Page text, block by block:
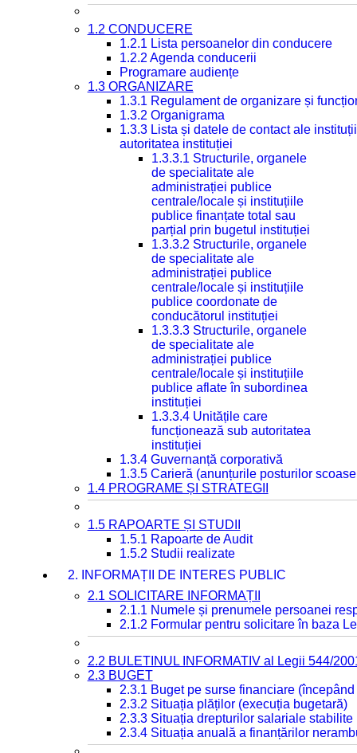
1.2 CONDUCERE
1.2.1 Lista persoanelor din conducere
1.2.2 Agenda conducerii
Programare audiențe
1.3 ORGANIZARE
1.3.1 Regulament de organizare și
1.3.2 Organigrama
1.3.3 Lista și datele de contact ale
autoritatea instituției
1.3.3.1 Structurile, organele
de specialitate ale
administrației publice
centrale/locale și instituțiile
publice finanțate total sau
parțial prin bugetul instituției
1.3.3.2 Structurile, organele
de specialitate ale
administrației publice
centrale/locale și instituțiile
publice coordonate de
conducătorul instituției
1.3.3.3 Structurile, organele
de specialitate ale
administrației publice
centrale/locale și instituțiile
publice aflate în subordinea
instituției
1.3.3.4 Unitățile care
funcționează sub autoritatea
instituției
1.3.4 Guvernanță corporativă
1.3.5 Carieră (anunțurile posturilor
1.4 PROGRAME ȘI STRATEGII
1.5 RAPOARTE ȘI STUDII
1.5.1 Rapoarte de Audit
1.5.2 Studii realizate
2. INFORMAȚII DE INTERES PUBLIC
2.1 SOLICITARE INFORMAȚII
2.1.1 Numele și prenumele persoanei
2.1.2 Formular pentru solicitare în baza
2.2 BULETINUL INFORMATIV al Legii 544/
2.3 BUGET
2.3.1 Buget pe surse financiare
2.3.2 Situația plăților (execuția bugetară)
2.3.3 Situația drepturilor salariale
2.3.4 Situația anuală a finanțărilor